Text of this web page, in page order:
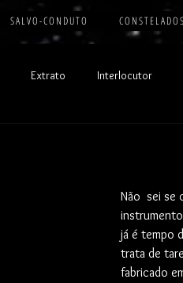
S A L V O - C O N D U T O C O N S T E L A D O S
Extrato Interlocutor
Não  sei se
já é tempo
trata de
fabricado